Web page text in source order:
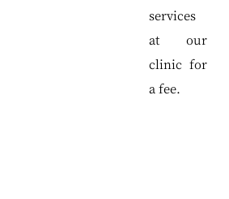
services
at our
clinic for
a fee.